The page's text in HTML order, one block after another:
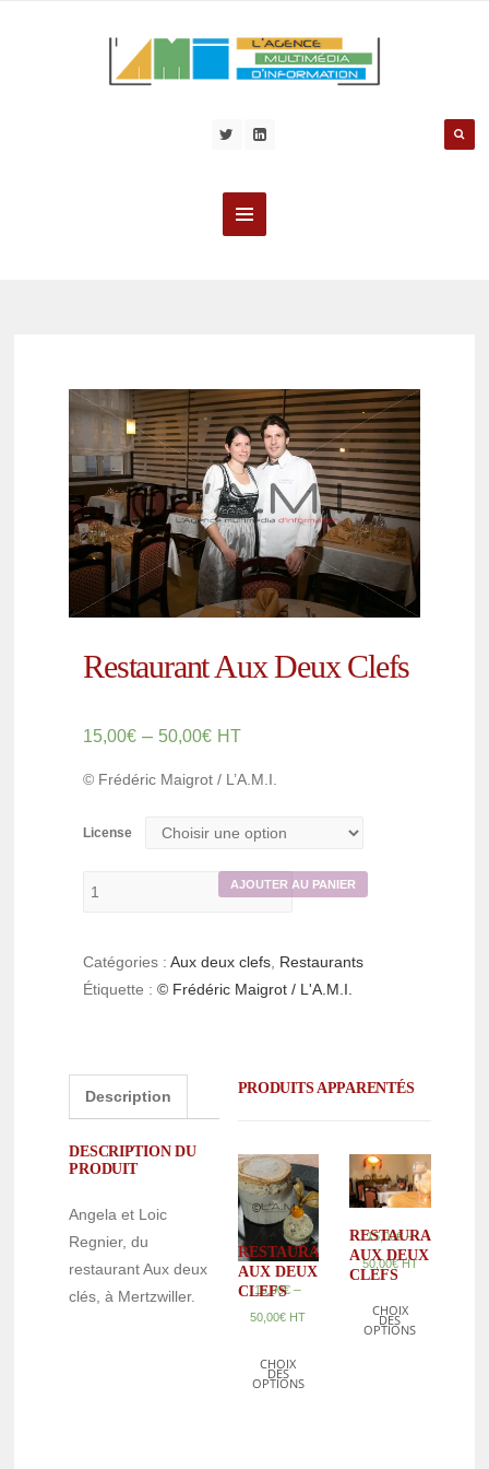
Restaurant Aux Deux Clefs
15,00€ – 50,00€ HT
© Frédéric Maigrot / L’A.M.I.
License
AJOUTER AU PANIER
Catégories :Aux deux clefs Restaurants
Étiquette :© Frédéric Maigrot / L'A.M.I.
Description
DESCRIPTION DU
PRODUIT
Angela et Loic
Regnier, du
restaurant Aux deux
clés, à Mertzwiller.
PRODUITS APPARENTÉS
RESTAURANT
AUX DEUX
CLEFS
15,00€ –
50,00€ HT
CHOIX
DES
OPTIONS
RESTAURANT
AUX DEUX
CLEFS
15,00€–
50,00€ HT
CHOIX
DES
OPTIONS